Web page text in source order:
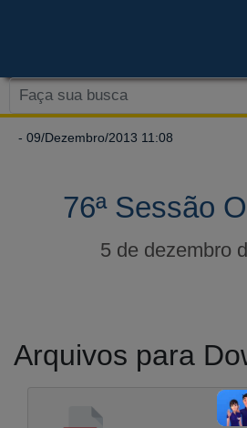
- 09/Dezembro/2013 11:08
76ª Sessão
5 de dezembro
Arquivos para